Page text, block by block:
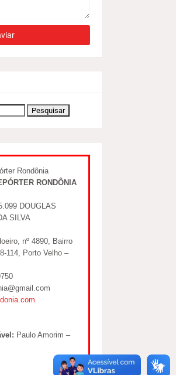
RONDÔNIA
DOUGLAS
SILVA
nº 4890, Bairro
114, Porto Velho –
Paulo Amorim –